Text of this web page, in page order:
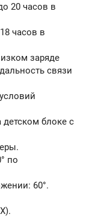
20 часов в
часов в
заряде
связи
детском блоке с
по
60°.